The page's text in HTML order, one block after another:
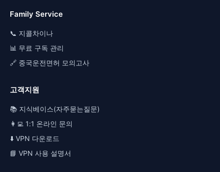
Family Service
📞 지콜차이나
📊 무료 구독 관리
🔗 중국운전면허 모의고사
고객지원
📚 지식베이스(자주묻는질문)
👩‍💻 1:1 온라인 문의
⬇️ VPN 다운로드
📘 VPN 사용 설명서